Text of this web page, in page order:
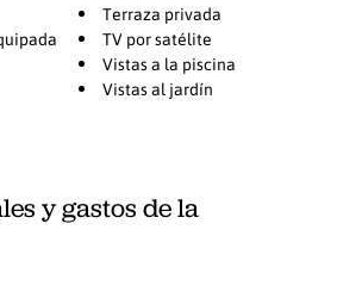
Terraza privada
TV por satélite
Vistas a la piscina
Vistas al jardín
y gastos de la